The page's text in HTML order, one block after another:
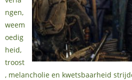
ngen,
weem
oedig
heid,
troost
, melancholie en kwetsbaarheid